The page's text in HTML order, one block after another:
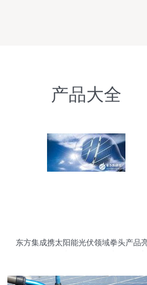
产品大全
东方集成携太阳能光伏领域拳头产品